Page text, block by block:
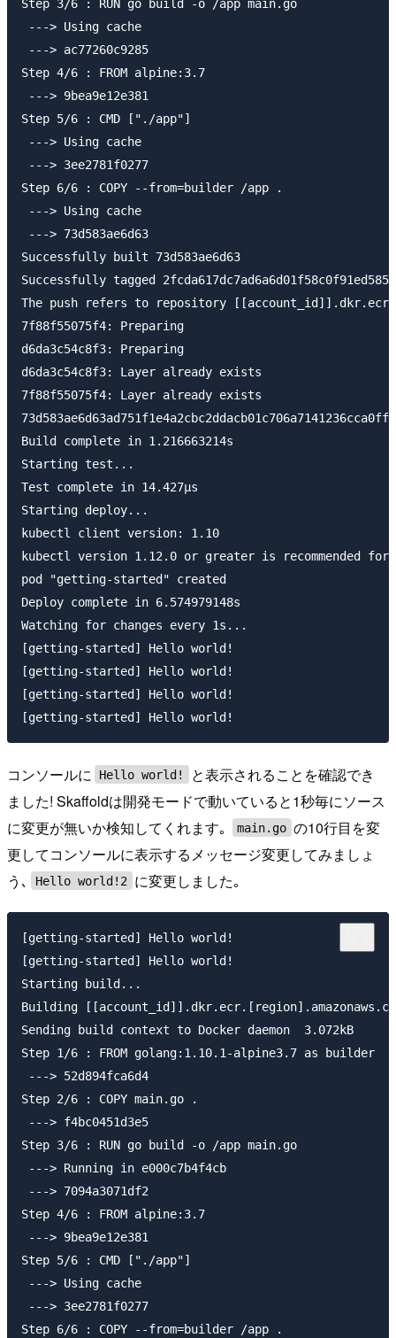
Step 3/6 : RUN go build -o /app main.go
---> Using cache
---> ac77260c9285
Step 4/6 : FROM alpine:3.7
---> 9bea9e12e381
Step 5/6 : CMD ["./app"]
---> Using cache
---> 3ee2781f0277
Step 6/6 : COPY --from=builder /app .
---> Using cache
---> 73d583ae6d63
Successfully built 73d583ae6d63
Successfully tagged
The push refers to repository
7f88f55075f4: Preparing
d6da3c54c8f3: Preparing
d6da3c54c8f3: Layer already exists
7f88f55075f4: Layer already exists
Build complete in 1.216663214s
Starting test...
Test complete in 14.427µs
Starting deploy...
kubectl client version: 1.10
kubectl version 1.12.0 or greater is recommended
pod "getting-started" created
Deploy complete in 6.574979148s
Watching for changes every 1s...
[getting-started] Hello world!
[getting-started] Hello world!
[getting-started] Hello world!
コンソールに Hello world!
と表示されることを確認でき
ました! Skaffoldは開発モードで動いていると1秒毎にソース
に変更が無いか検知してくれます｡
main.go の10行目を変
更してコンソールに表示するメッセージ変更してみましょ
う､
Hello world!2 に変更しました｡
[getting-started] Hello world!
[getting-started] Hello world!
Starting build...
Building
Sending build context to Docker daemon  3.072kB
Step 1/6 : FROM golang:1.10.1-alpine3.7 as builder
---> 52d894fca6d4
Step 2/6 : COPY main.go .
---> f4bc0451d3e5
Step 3/6 : RUN go build -o /app main.go
---> Running in e000c7b4f4cb
---> 7094a3071df2
Step 4/6 : FROM alpine:3.7
---> 9bea9e12e381
Step 5/6 : CMD ["./app"]
---> Using cache
---> 3ee2781f0277
Step 6/6 : COPY --from=builder /app .